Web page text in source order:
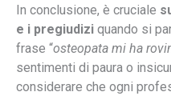
In conclusione, è cruciale
e i pregiudizi quando si
frase “osteopata mi ha
sentimenti di paura o
considerare che ogni